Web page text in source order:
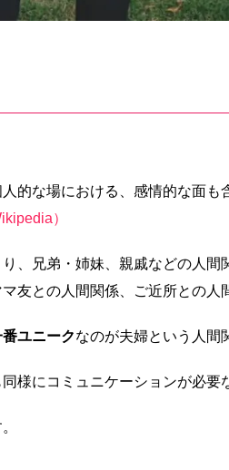
的な場における、感情的な面も
）
、兄弟・姉妹、親戚などの人間
友との人間関係、ご近所との人
ユニークなのが夫婦という人間
様にコミュニケーションが必要